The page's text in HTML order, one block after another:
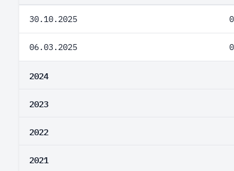
30.10.2025
06.03.2025
2024
2023
2022
2021